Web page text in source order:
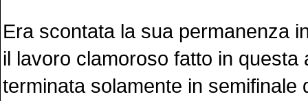
Era scontata la sua permanenza
il lavoro clamoroso fatto in questa
terminata solamente in semifinale